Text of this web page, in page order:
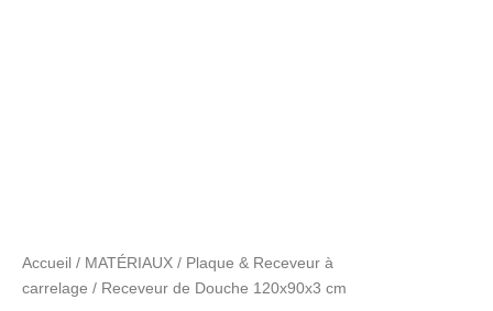
Accueil / MATÉRIAUX / Plaque & Receveur à
carrelage / Receveur de Douche 120x90x3 cm